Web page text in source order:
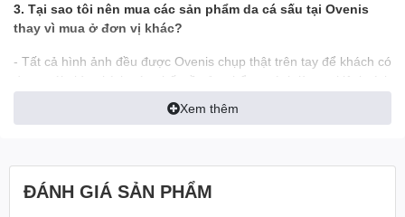
3. Tại sao tôi nên mua các sản phẩm da cá sấu tại Ovenis
thay vì mua ở đơn vị khác?
- Tất cả hình ảnh đều được Ovenis chụp thật trên tay để khách có
được cái nhìn chính xác nhất về sản phẩm, tránh làm sai lệch tính
- Mua rồi vẫn đổi trả miễn phí
- Những trường hợp đổi trả bưu tá sẽ tới nhận hàng đổi trả trả
Xem thêm
ĐÁNH GIÁ SẢN PHẨM